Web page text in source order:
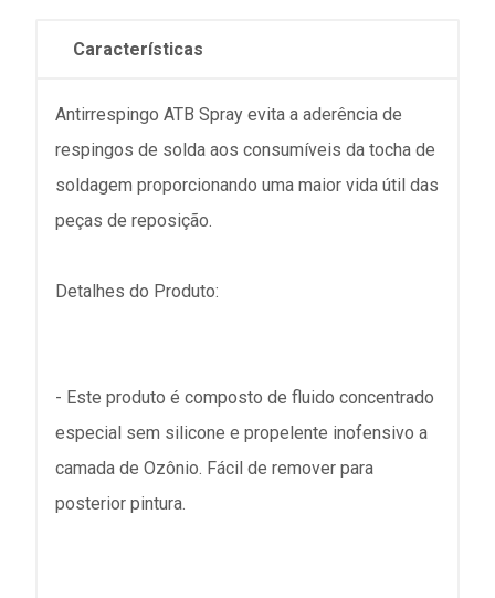
Características
Antirrespingo ATB Spray evita a aderência de
respingos de solda aos consumíveis da tocha de
soldagem proporcionando uma maior vida útil das
peças de reposição.
Detalhes do Produto:
- Este produto é composto de fluido concentrado
especial sem silicone e propelente inofensivo a
camada de Ozônio. Fácil de remover para
posterior pintura.